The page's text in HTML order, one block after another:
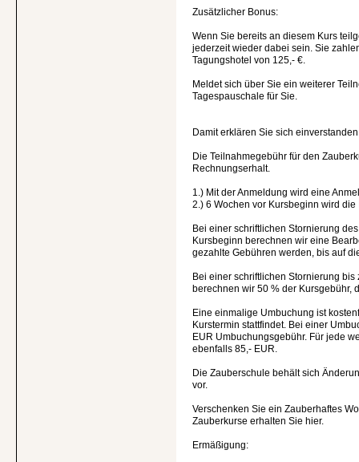
Zusätzlicher Bonus:
Wenn Sie bereits an diesem Kurs
jederzeit wieder dabei sein. Sie
Tagungshotel von 125,- €.
Meldet sich über Sie ein weiterer
Tagespauschale für Sie.
Damit erklären Sie sich
Die Teilnahmegebühr für den
Rechnungserhalt.
1.) Mit der Anmeldung wird eine
2.) 6 Wochen vor Kursbeginn wird
Bei einer schriftlichen Stornierung
Kursbeginn berechnen wir eine
gezahlte Gebühren werden, bis auf
Bei einer schriftlichen Stornierung
berechnen wir 50 % der Kursgebühr,
Eine einmalige Umbuchung ist
Kurstermin stattfindet. Bei einer
EUR Umbuchungsgebühr. Für jede
ebenfalls 85,- EUR.
Die Zauberschule behält sich
vor.
Verschenken Sie ein Zauberhaftes
Zauberkurse erhalten Sie hier.
Ermäßigung: